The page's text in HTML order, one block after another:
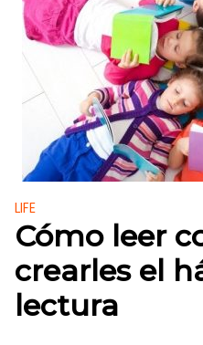
Publicado en:
LIFE
Cómo leer
crearles el
lectura